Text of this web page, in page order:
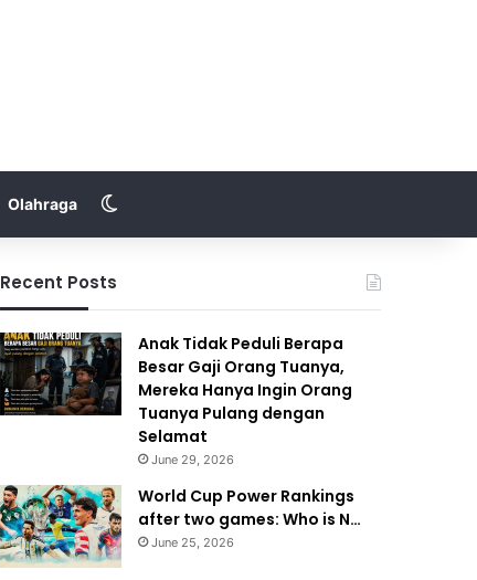
Olahraga Switch skin
Recent Posts
Anak Tidak Peduli Berapa
Besar Gaji Orang Tuanya,
Mereka Hanya Ingin Orang
Tuanya Pulang dengan
Selamat
June 29, 2026
World Cup Power Rankings
after two games: Who is N…
June 25, 2026